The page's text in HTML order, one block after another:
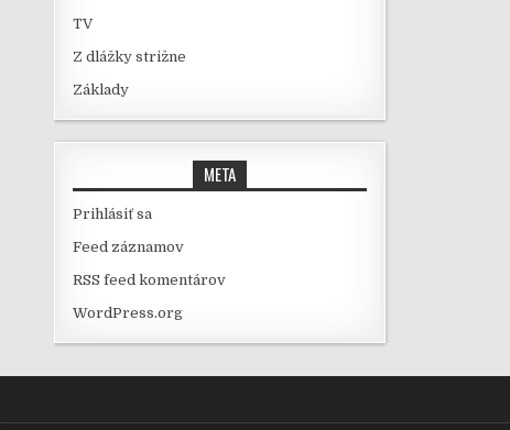
TV
Z dlážky strižne
Základy
META
Prihlásiť sa
Feed záznamov
RSS feed komentárov
WordPress.org